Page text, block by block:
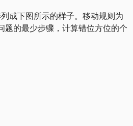
成下图所示的样子。移动规则为
题的最少步骤，计算错位方位的个